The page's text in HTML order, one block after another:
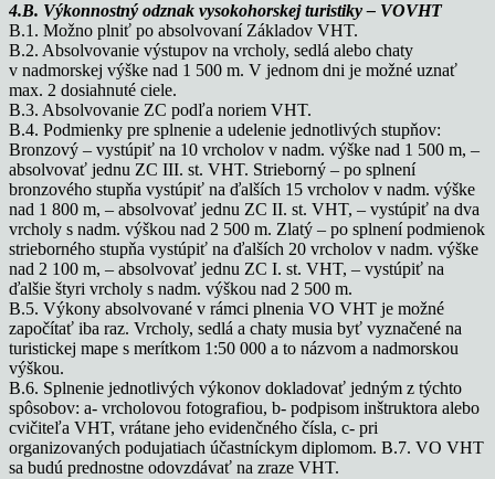
4.B. Výkonnostný odznak vysokohorskej turistiky – VOVHT
B.1. Možno plniť po absolvovaní Základov VHT.
B.2. Absolvovanie výstupov na vrcholy, sedlá alebo chaty
v nadmorskej výške nad 1 500 m. V jednom dni je možné uznať
max. 2 dosiahnuté ciele.
B.3. Absolvovanie ZC podľa noriem VHT.
B.4. Podmienky pre splnenie a udelenie jednotlivých stupňov:
Bronzový – vystúpiť na 10 vrcholov v nadm. výške nad 1 500 m, –
absolvovať jednu ZC III. st. VHT. Strieborný – po splnení
bronzového stupňa vystúpiť na ďalších 15 vrcholov v nadm. výške
nad 1 800 m, – absolvovať jednu ZC II. st. VHT, – vystúpiť na dva
vrcholy s nadm. výškou nad 2 500 m. Zlatý – po splnení podmienok
strieborného stupňa vystúpiť na ďalších 20 vrcholov v nadm. výške
nad 2 100 m, – absolvovať jednu ZC I. st. VHT, – vystúpiť na
ďalšie štyri vrcholy s nadm. výškou nad 2 500 m.
B.5. Výkony absolvované v rámci plnenia VO VHT je možné
započítať iba raz. Vrcholy, sedlá a chaty musia byť vyznačené na
turistickej mape s merítkom 1:50 000 a to názvom a nadmorskou
výškou.
B.6. Splnenie jednotlivých výkonov dokladovať jedným z týchto
spôsobov: a- vrcholovou fotografiou, b- podpisom inštruktora alebo
cvičiteľa VHT, vrátane jeho evidenčného čísla, c- pri
organizovaných podujatiach účastníckym diplomom. B.7. VO VHT
sa budú prednostne odovzdávať na zraze VHT.